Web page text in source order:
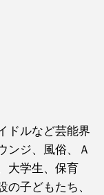
ドルなど芸能界
ンジ、風俗、Ａ
大学生、保育
子どもたち、